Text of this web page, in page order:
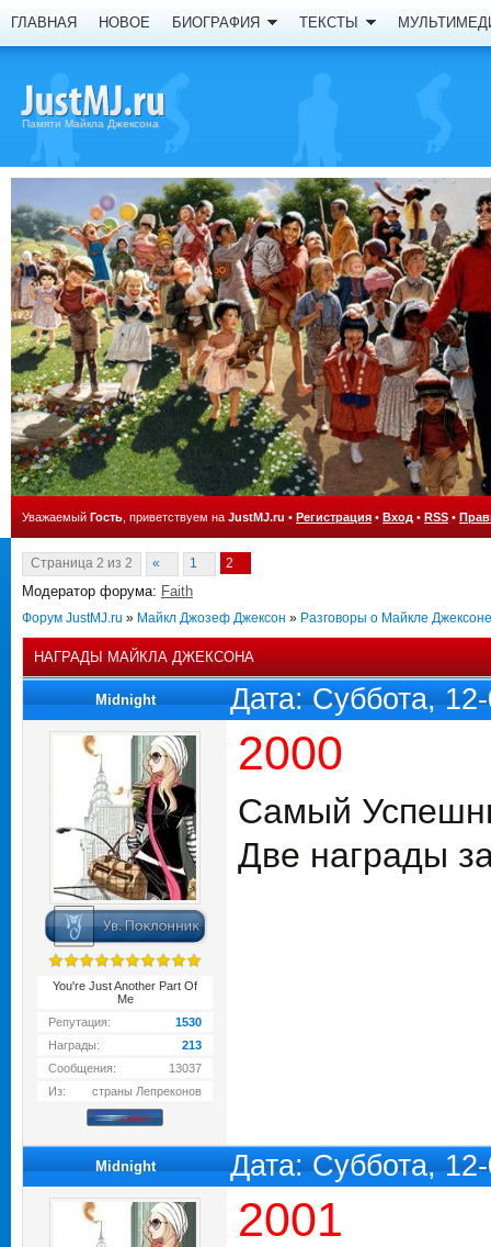
ГЛАВНАЯ НОВОЕ БИОГРАФИЯ ТЕКСТЫ
Памяти Майкла Джексона
Уважаемый Гость , приветствуем на JustMJ.ru • Регистрация • Вход • RSS •
Страница 2 из 2 « 1 2
Модератор форума: Faith
Форум JustMJ.ru » Майкл Джозеф Джексон » Разговоры о Майкле Джексоне
НАГРАДЫ МАЙКЛА ДЖЕКСОНА
Midnight Дата: Суббота,
You're Just Another Part Of
Me
Репутация:
1530
Награды:
213
Сообщения:
13037
Из:
страны Лепреконов
2000
Самый
Две награды
Midnight Дата: Суббота,
2001